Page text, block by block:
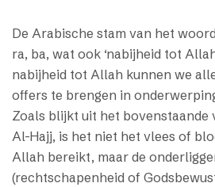
De Arabische stam van het
ra, ba, wat ook ‘nabijheid tot
nabijheid tot Allah kunnen we
offers te brengen in
Zoals blijkt uit het bovenstaande
Al-Hajj, is het niet het vlees of
Allah bereikt, maar de
(rechtschapenheid of